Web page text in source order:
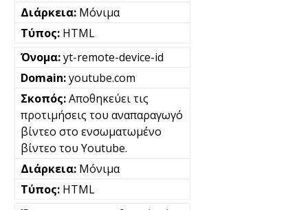
Μόνιμα
HTML
yt-remote-device-id
youtube.com
Αποθηκεύει τις
προτιμήσεις του αναπαραγωγό
βίντεο στο ενσωματωμένο
βίντεο του Youtube.
Μόνιμα
HTML